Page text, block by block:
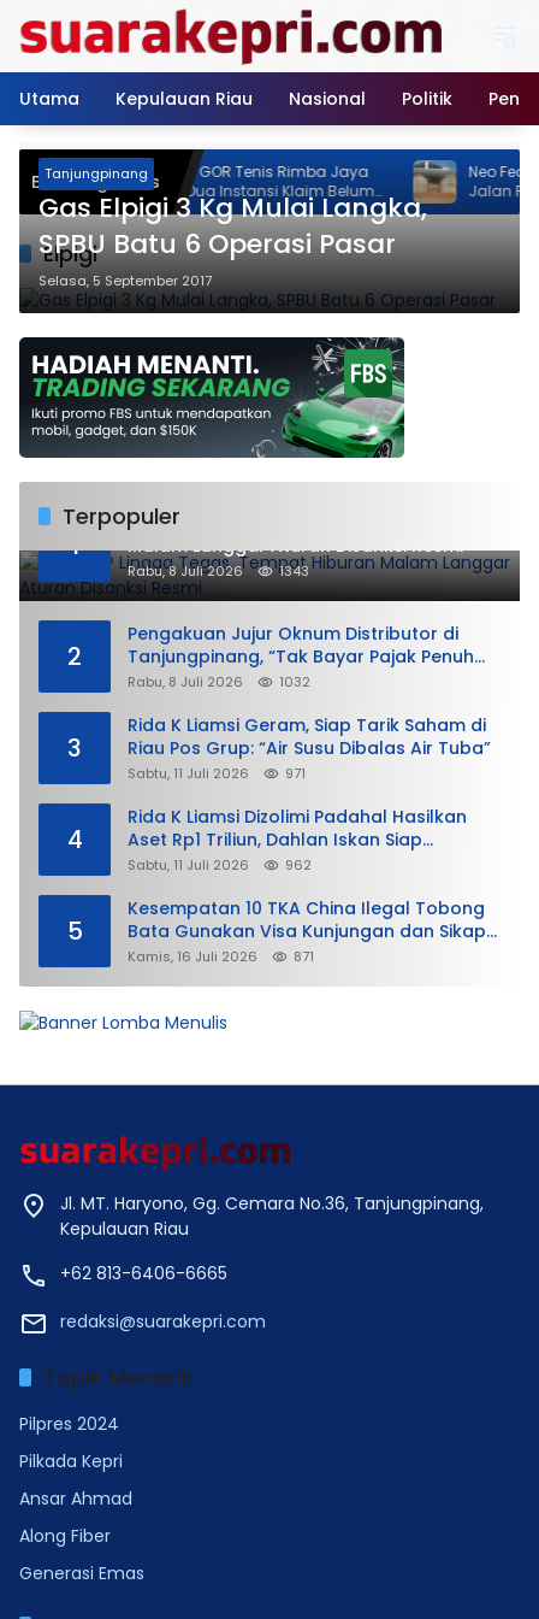
konten
Utama
Kepulauan Riau Nasional Politik
Breaking News
Pembangunan GOR Tenis Rimba Jaya
Jadi Sorotan, Dua Instansi Klaim Belum
Ada Izin
Neo
Jalan
Izin, Pemilik
Elpigi
Tanjungpinang
Gas Elpigi 3 Kg Mulai Langka,
SPBU Batu 6 Operasi Pasar
Selasa, 5 September 2017
Terpopuler
1
DPMPTSP Lingga Tegas, Tempat Hiburan
Malam Langgar Aturan Disanksi Resmi
Rabu, 8 Juli 2026 1343
2
Pengakuan Jujur Oknum Distributor di
Tanjungpinang, “Tak Bayar Pajak Penuh
demi Untung”
Rabu, 8 Juli 2026 1032
3
Rida K Liamsi Geram, Siap Tarik Saham di
Riau Pos Grup: “Air Susu Dibalas Air Tuba”
Sabtu, 11 Juli 2026 971
4
Rida K Liamsi Dizolimi Padahal Hasilkan
Aset Rp1 Triliun, Dahlan Iskan Siap
Membela
Sabtu, 11 Juli 2026 962
5
Kesempatan 10 TKA China Ilegal Tobong
Bata Gunakan Visa Kunjungan dan Sikap
Lunak Ditjen Imigrasi Kepri?
Kamis, 16 Juli 2026 871
Jl. MT. Haryono, Gg. Cemara No.36, Tanjungpinang,
Kepulauan Riau
+62 813-6406-6665
redaksi@suarakepri.com
Topik Menarik
Pilpres 2024
Pilkada Kepri
Ansar Ahmad
Along Fiber
Generasi Emas